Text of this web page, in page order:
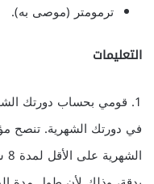
ترمومتر (موصى به).
التعليمات
1. قومي بحساب دورتك
في دورتك الشهرية. تنصح